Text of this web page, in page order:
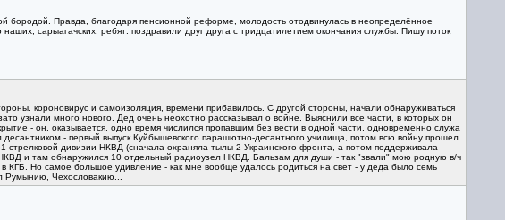
бородой. Правда, благодаря пенсионной реформе, молодость отодвинулась в неопределённое
сарыагачских, ребят: поздравили друг друга с тридцатилетием окончания службы. Пишу поток
короновирус и самоизоляция, времени прибавилось. С другой стороны, начали обнаруживаться
узнали много нового. Дед очень неохотно рассказывал о войне. Выяснили все части, в которых он
- он, оказывается, одно время числился пропавшим без вести в одной части, одновременно служа
- первый выпуск Куйбышевского парашютно-десантного училища, потом всю войну прошел
стрелковой дивизии НКВД (сначала охраняла тылы 2 Украинского фронта, а потом поддерживала
и там обнаружился 10 отдельный радиоузел НКВД. Бальзам для души - так "звали" мою родную в/ч
Но самое большое удивление - как мне вообще удалось родиться на свет - у деда было семь
Румынию, Чехословакию...